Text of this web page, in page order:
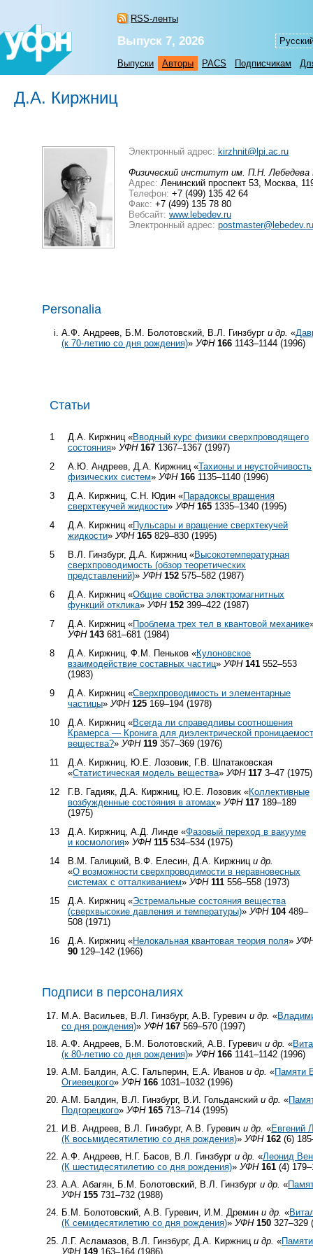
RSS-ленты
Выпуск 7, 2026
Выпуски Авторы PACS Подписчикам
Д.А. Киржниц
Электронный адрес: kirzhnit@lpi.ac.ru
Физический институт им. П.Н.
Адрес: Ленинский проспект 53, Москва,
Телефон: +7 (499) 135 42 64
Факс: +7 (499) 135 78 80
Вебсайт: www.lebedev.ru
Электронный адрес: postmaster@lebedev.ru
Personalia
А.Ф. Андреев, Б.М. Болотовский, В.Л. Гинзбурги др. «
(к70-летию со дня рождения)»УФН 166 1143–1144 (1996)
Статьи
1 Д.А. Киржниц «Вводный курс физики сверхпроводящего
состояния» УФН 167 1367–1367 (1997)
2
А.Ю. Андреев, Д.А. Киржниц «Тахионы и неустойчивость
физических систем» УФН 166 1135–1140 (1996)
3
Д.А. Киржниц, С.Н. Юдин «Парадоксы вращения
сверхтекучей жидкости» УФН 165 1335–1340 (1995)
4
Д.А. Киржниц «Пульсары и вращение сверхтекучей
жидкости» УФН 165 829–830 (1995)
5
В.Л. Гинзбург, Д.А. Киржниц «Высокотемпературная
сверхпроводимость (обзор теоретических
представлений)» УФН 152 575–582 (1987)
6
Д.А. Киржниц «Общие свойства электромагнитных
функций отклика» УФН 152 399–422 (1987)
7
Д.А. Киржниц «Проблема трех тел в квантовой механике
УФН 143 681–681 (1984)
8
Д.А. Киржниц, Ф.М. Пеньков «Кулоновское
взаимодействие составных частиц» УФН 141 552–553
(1983)
9
Д.А. Киржниц «Сверхпроводимость и элементарные
частицы» УФН 125 169–194 (1978)
10
Д.А. Киржниц «Всегда ли справедливы соотношения
Крамерса — Кронига для диэлектрической
вещества?» УФН 119 357–369 (1976)
11
Д.А. Киржниц, Ю.Е. Лозовик, Г.В. Шпатаковская
«Статистическая модель вещества» УФН 117 3–47 (1975)
12
Г.В. Гадияк, Д.А. Киржниц, Ю.Е. Лозовик «Коллективные
возбужденные состояния в атомах» УФН 117 189–189
(1975)
13
Д.А. Киржниц, А.Д. Линде «Фазовый переход в вакууме
и космология» УФН 115 534–534 (1975)
14
В.М. Галицкий, В.Ф. Елесин, Д.А. Киржниц и др.
«О возможности сверхпроводимости в неравновесных
системах с отталкиванием» УФН 111 556–558 (1973)
15
Д.А. Киржниц «Эстремальные состояния вещества
(сверхвысокие давления и температуры)» УФН 104489–
508 (1971)
16
Д.А. Киржниц «Нелокальная квантовая теория поля»
90 129–142 (1966)
Подписи в персоналиях
М.А. Васильев, В.Л. Гинзбург, А.В. Гуревичи др. «
со дня рождения)»УФН 167 569–570 (1997)
А.Ф. Андреев, Б.М. Болотовский, А.В. Гуревичи др. «
(к80-летию со дня рождения)»УФН 166 1141–1142 (1996)
А.М. Балдин, А.С. Гальперин, Е.А. Иванови др. «Памяти
Огиевецкого»УФН 166 1031–1032 (1996)
А.М. Балдин, В.Л. Гинзбург, В.И. Гольданскийи др. «
Подгорецкого»УФН 165 713–714 (1995)
И.В. Андреев, В.Л. Гинзбург, А.В. Гуревичи др. «Евгений
(К восьмидесятилетию со дня рождения)»УФН 162 (6)
А.Ф. Андреев, Н.Г. Басов, В.Л. Гинзбурги др. «Леонид
(К шестидесятилетию со дня рождения)»УФН 161 (4)
А.А. Абагян, Б.М. Болотовский, В.Л. Гинзбурги др. «
УФН 155 731–732 (1988)
Б.М. Болотовский, А.В. Гуревич, И.М. Дремини др. «
(К семидесятилетию со дня рождения)»УФН 150 327–329
Л.Г. Асламазов, В.Л. Гинзбург, Д.А. Киржници др. «
УФН 149 163–164 (1986)